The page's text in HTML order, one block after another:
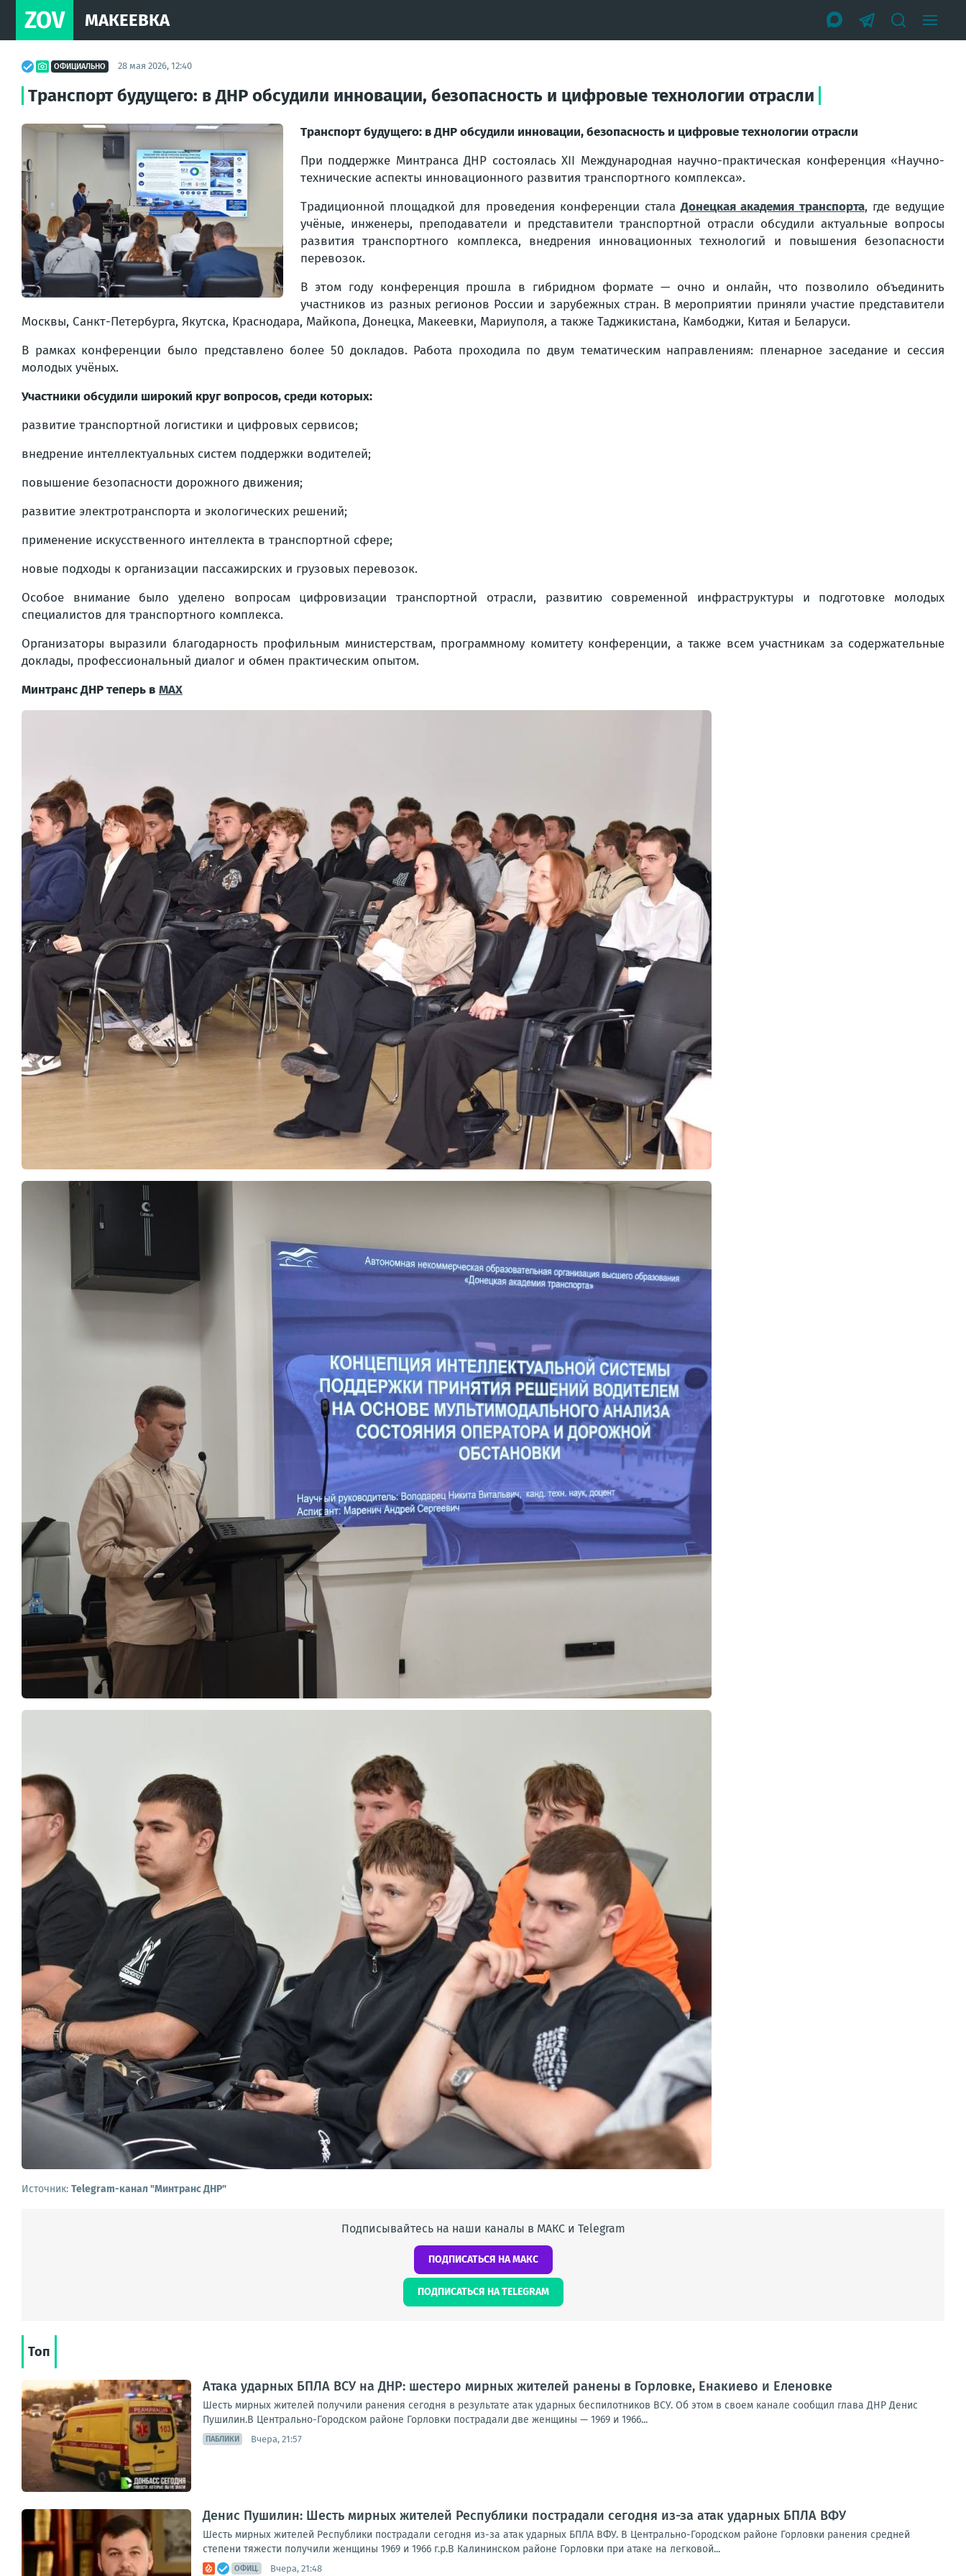
ZOV МАКЕЕВКА
ОФИЦИАЛЬНО 28 мая 2026, 12:40
Транспорт будущего: в ДНР обсудили инновации, безопасность и цифровые технологии отрасли
Транспорт будущего: в ДНР обсудили инновации, безопасность и цифровые технологии отрасли
При поддержке Минтранса ДНР состоялась XII Международная научно-практическая конференция «Научно-
технические аспекты инновационного развития транспортного комплекса».
Традиционной площадкой для проведения конференции сталаДонецкая академия транспорта, где ведущие
учёные, инженеры, преподаватели и представители транспортной отрасли обсудили актуальные вопросы
развития транспортного комплекса, внедрения инновационных технологий и повышения безопасности
перевозок.
В этом году конференция прошла в гибридном формате — очно и онлайн, что позволило объединить
участников из разных регионов России и зарубежных стран. В мероприятии приняли участие представители
Москвы, Санкт-Петербурга, Якутска, Краснодара, Майкопа, Донецка, Макеевки, Мариуполя, а также Таджикистана, Камбоджи, Китая и Беларуси.
В рамках конференции было представлено более 50 докладов. Работа проходила по двум тематическим направлениям: пленарное заседание и сессия
молодых учёных.
Участники обсудили широкий круг вопросов, среди которых:
развитие транспортной логистики и цифровых сервисов;
внедрение интеллектуальных систем поддержки водителей;
повышение безопасности дорожного движения;
развитие электротранспорта и экологических решений;
применение искусственного интеллекта в транспортной сфере;
новые подходы к организации пассажирских и грузовых перевозок.
Особое внимание было уделено вопросам цифровизации транспортной отрасли, развитию современной инфраструктуры и подготовке молодых
специалистов для транспортного комплекса.
Организаторы выразили благодарность профильным министерствам, программному комитету конференции, а также всем участникам за содержательные
доклады, профессиональный диалог и обмен практическим опытом.
Минтранс ДНР теперь в MAX
Источник: Telegram-канал "Минтранс ДНР"
Подписывайтесь на наши каналы в МАКС и Telegram
ПОДПИСАТЬСЯ НА МАКС
ПОДПИСАТЬСЯ НА TELEGRAM
Топ
Атака ударных БПЛА ВСУ на ДНР: шестеро мирных жителей ранены в Горловке, Енакиево и Еленовке
Шесть мирных жителей получили ранения сегодня в результате атак ударных беспилотников ВСУ. Об этом в своем канале сообщил глава ДНР Денис
Пушилин.В Центрально-Городском районе Горловки пострадали две женщины — 1969 и 1966...
ПАБЛИКИ Вчера, 21:57
Денис Пушилин: Шесть мирных жителей Республики пострадали сегодня из-за атак ударных БПЛА ВФУ
Шесть мирных жителей Республики пострадали сегодня из-за атак ударных БПЛА ВФУ. В Центрально-Городском районе Горловки ранения средней
степени тяжести получили женщины 1969 и 1966 г.р.В Калининском районе Горловки при атаке на легковой...
ОФИЦ. Вчера, 21:48